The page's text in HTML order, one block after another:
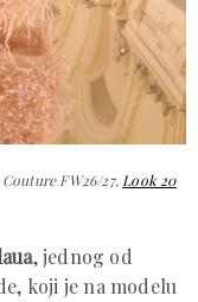
FW26/27,Look 20
, jednog od
koji je na modelu